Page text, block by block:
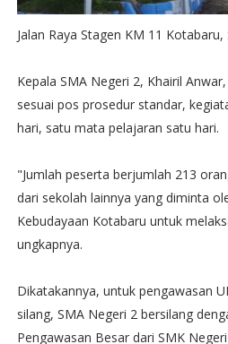
Jalan Raya Stagen KM 11
Kepala SMA Negeri 2, Khairil Anwar,
sesuai pos prosedur standar,
hari, satu mata pelajaran satu hari.
"Jumlah peserta berjumlah 213
dari sekolah lainnya yang diminta
Kebudayaan Kotabaru untuk
ungkapnya.
Dikatakannya, untuk pengawasan
silang, SMA Negeri 2 bersilang
Pengawasan ‎Besar dari SMK